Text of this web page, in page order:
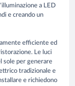
a LED
e creando un
efficiente ed
Le luci
sole per generare
tradizionale e
e richiedono